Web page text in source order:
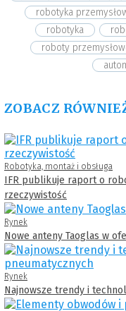
robotyka
robotyka
roboty
ZOBACZ
Robotyka, montaż i obsługa
IFR publikuje raport o
rzeczywistość
Rynek
Nowe anteny Taoglas w
Rynek
Najnowsze trendy i